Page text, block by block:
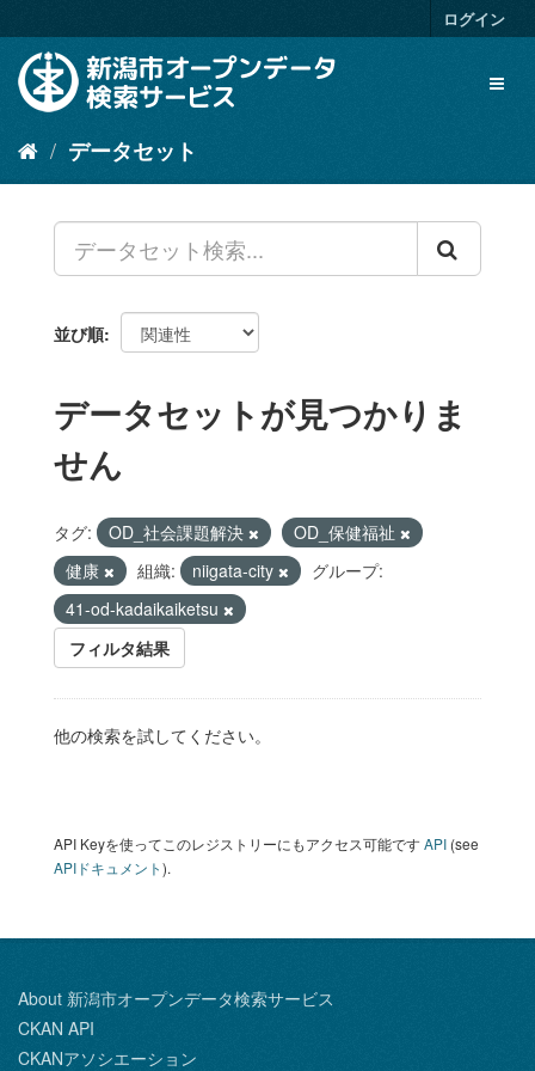
キ
容
ログイン
データセット
並び順
データセットが見つかりま
せん
タグ: OD_社会課題解決
OD_保健福祉
健康
組織: niigata-city
グループ:
41-od-kadaikaiketsu
フィルタ結果
他の検索を試してください。
API Keyを使ってこのレジストリーにもアクセス可能ですAPI (see
APIドキュメント).
About 新潟市オープンデータ検索サービス
CKAN API
CKANアソシエーション